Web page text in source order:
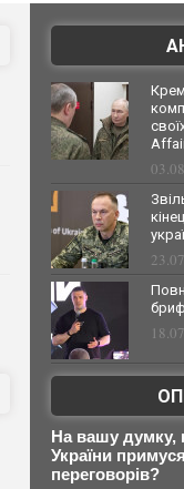
На вашу думку,
України
переговорів?